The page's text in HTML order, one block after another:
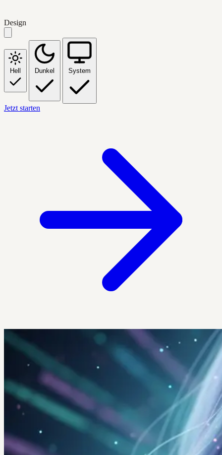
Design
Hell Dunkel System
Jetzt starten